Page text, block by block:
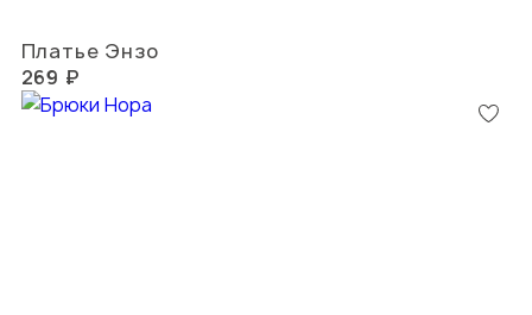
Платье Энзо
269 ₽